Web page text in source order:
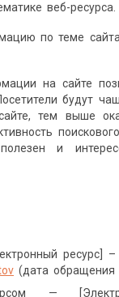
веб-ресурса.
по теме
на сайте
будут
тем выше
и
ресурс]
(дата обращения
—